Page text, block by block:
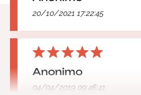
20/10/2021 17:22:45
Anonimo
04/04/2019 09:46:41